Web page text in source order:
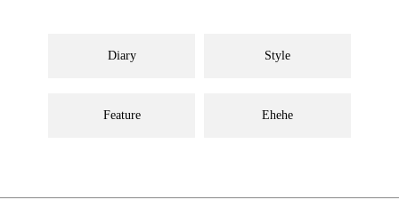
Diary Style
Feature Ehehe